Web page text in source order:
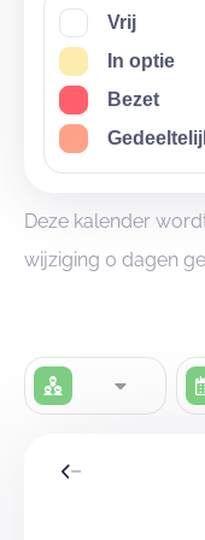
aanwezig in het
Geschikt voor
bosklassen,
Dichtbij het
Bushalte voor
Ruime
Door zijn ideale
Vrij
In optie
Bezet
Deze kalender
wijziging 0 dagen